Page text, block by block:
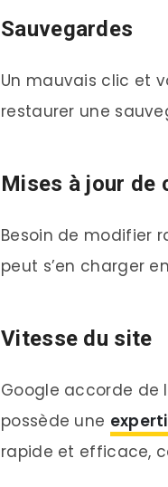
Sauvegardes
Un mauvais clic et
restaurer une
Mises à jour de
Besoin de modifier
peut s’en charger
Vitesse du site
Google accorde de
possède une
rapide et efficace,